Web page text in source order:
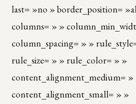
last= »no » border_position=
columns= » »
column_spacing= » »
rule_size= » » rule_color= » »
content_alignment_medium= »
content_alignment_small= » »